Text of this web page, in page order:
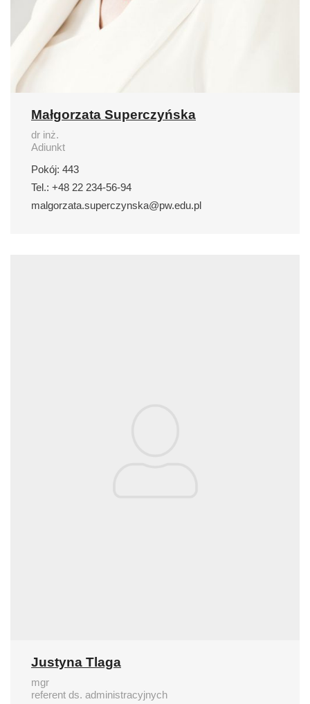
Małgorzata Superczyńska
dr inż.
Adiunkt
Pokój: 443
Tel.: +48 22 234-56-94
malgorzata.superczynska@pw.edu.pl
Justyna Tlaga
mgr
referent ds. administracyjnych